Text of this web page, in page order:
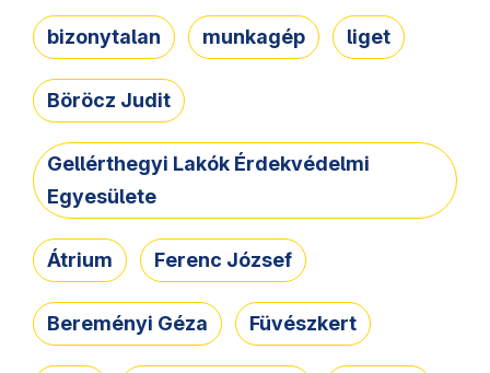
bizonytalan munkagép liget
Böröcz Judit
Gellérthegyi Lakók Érdekvédelmi
Egyesülete
Átrium Ferenc József
Bereményi Géza Füvészkert